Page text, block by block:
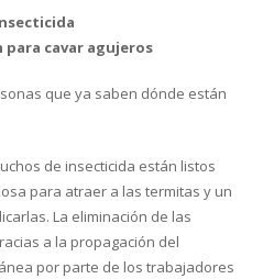
cavar agujeros
que ya saben dónde están
de insecticida están listos
para atraer a las termitas y un
La eliminación de las
a la propagación del
por parte de los trabajadores